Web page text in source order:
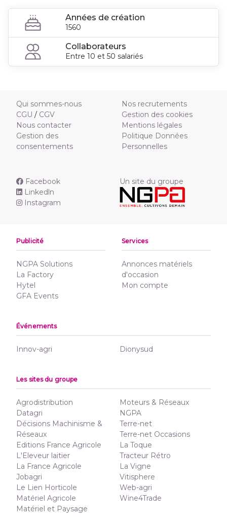
Années de création
1560
Collaborateurs
Entre 10 et 50 salariés
Qui sommes-nous
CGU / CGV
Nous contacter
Gestion des
consentements
Nos recrutements
Gestion des cookies
Mentions légales
Politique Données
Personnelles
Facebook
Linkedln
Instagram
Un site du groupe
Publicité
NGPA Solutions
La Factory
Hytel
GFA Events
Services
Annonces matériels
d'occasion
Mon compte
Événements
Innov-agri Dionysud
Les sites du groupe
Agrodistribution
Datagri
Décisions Machinisme &
Réseaux
Editions France Agricole
L'Eleveur laitier
La France Agricole
Jobagri
Le Lien Horticole
Matériel Agricole
Matériel et Paysage
Moteurs & Réseaux
NGPA
Terre-net
Terre-net Occasions
La Toque
Tracteur Rétro
La Vigne
Vitisphere
Web-agri
Wine4Trade